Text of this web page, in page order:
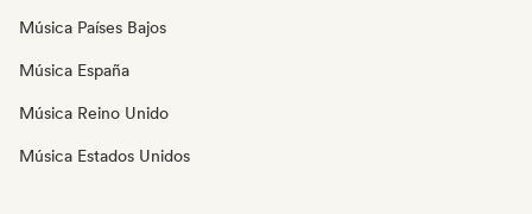
Música Países Bajos
Música España
Música Reino Unido
Música Estados Unidos